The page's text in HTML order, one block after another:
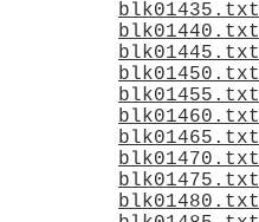
blk01435.txt
blk01440.txt
blk01445.txt
blk01450.txt
blk01455.txt
blk01460.txt
blk01465.txt
blk01470.txt
blk01475.txt
blk01480.txt